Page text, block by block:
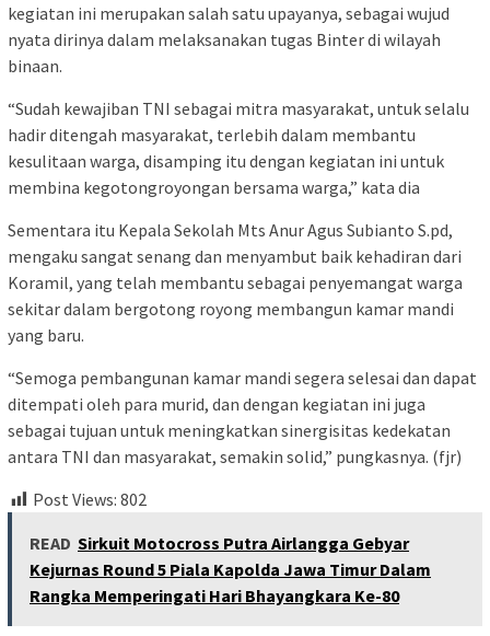
kegiatan ini merupakan salah satu upayanya, sebagai wujud
nyata dirinya dalam melaksanakan tugas Binter di wilayah
binaan.
“Sudah kewajiban TNI sebagai mitra masyarakat, untuk selalu
hadir ditengah masyarakat, terlebih dalam membantu
kesulitaan warga, disamping itu dengan kegiatan ini untuk
membina kegotongroyongan bersama warga,” kata dia
Sementara itu Kepala Sekolah Mts Anur Agus Subianto S.pd,
mengaku sangat senang dan menyambut baik kehadiran dari
Koramil, yang telah membantu sebagai penyemangat warga
sekitar dalam bergotong royong membangun kamar mandi
yang baru.
“Semoga pembangunan kamar mandi segera selesai dan dapat
ditempati oleh para murid, dan dengan kegiatan ini juga
sebagai tujuan untuk meningkatkan sinergisitas kedekatan
antara TNI dan masyarakat, semakin solid,” pungkasnya. (fjr)
Post Views: 802
READ Sirkuit Motocross Putra Airlangga Gebyar
Kejurnas Round 5 Piala Kapolda Jawa Timur Dalam
Rangka Memperingati Hari Bhayangkara Ke-80